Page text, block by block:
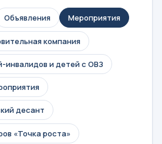
Объявления Мероприятия
компания
инвалидов и детей с ОВЗ
десант
«Точка роста»